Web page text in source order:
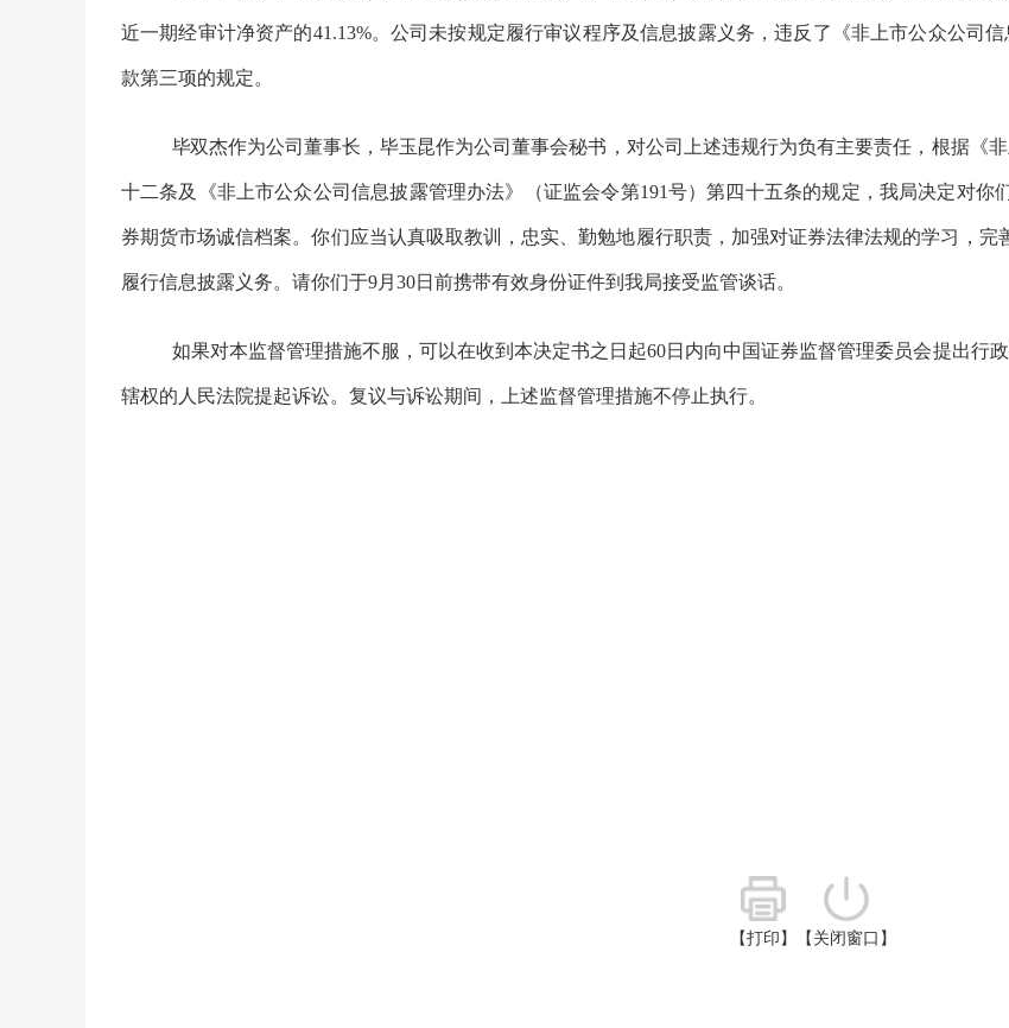
近一期经审计净资产的41.13%。公司未按规定履行审议程序及信息披露义务，违反了《非上市公众公司
款第三项的规定。
毕双杰作为公司董事长， 毕玉昆作为公司董事会秘书，对公司上述违规行为负有主要责任，根据《
十二条及 《非上市公众公司信息披露管理办法》 （证监会令第191号）第四十五条的规定，我局决定对你
券期货市场诚信档案。你们应当认真吸取教训，忠实、勤勉地履行职责，加强对证券法律法规的学习， 完
履行信息披露义务。请你们于9月 30日前携带有效身份证件到我局接受监管谈话。
如果对本监督管理措施不服，可以在收到本决定书之日起60日内向中国证券监督管理委员会提出行
辖权的人民法院提起诉讼。复议与诉讼期间，上述监督管理措施不停止执行。
【打印】 【关闭窗口】